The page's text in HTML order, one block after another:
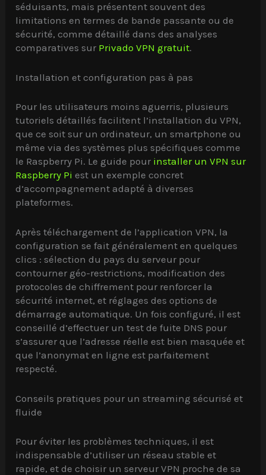
séduisants, mais présentent souvent des
limitations en termes de bande passante ou de
sécurité, comme détaillé dans des analyses
comparatives sur Privado VPN gratuit.
Installation et configuration pas à pas
Pour les utilisateurs moins aguerris, plusieurs
tutoriels détaillés facilitent l’installation du VPN,
que ce soit sur un ordinateur, un smartphone ou
même via des systèmes plus spécifiques comme
le Raspberry Pi. Le guide pour installer un VPN sur
Raspberry Pi est un exemple concret
d’accompagnement adapté à diverses
plateformes.
Après téléchargement de l’application VPN, la
configuration se fait généralement en quelques
clics : sélection du pays du serveur pour
contourner géo-restrictions, modification des
protocoles de chiffrement pour renforcer la
sécurité internet, et réglages des options de
démarrage automatique. Un fois configuré, il est
conseillé d’effectuer un test de fuite DNS pour
s’assurer que l’adresse réelle est bien masquée et
que l’anonymat en ligne est parfaitement
respecté.
Conseils pratiques pour un streaming sécurisé et
fluide
Pour éviter les problèmes techniques, il est
indispensable d’utiliser un réseau stable et
rapide, et de choisir un serveur VPN proche de sa